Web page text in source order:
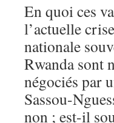
En quoi ces
l’actuelle
nationale
Rwanda sont
négociés par
Sassou-
non ; est-il